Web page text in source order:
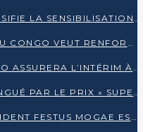
CHOLÉRA : LE CONGO INTENSIFIE LA SENSIBILISATION AU MARCHÉ DE TALANGAÏ
L’ORDRE DES INGÉNIEURS DU CONGO VEUT RENFORCER L’ÉTHIQUE ET LA CRÉDIBILITÉ DE LA PROFESSION
COSERCO : VALENTIN BOWAO ASSURERA L’INTÉRIM À LA TÊTE DU BUREAU EXÉCUTIF NATIONAL
MAMADI DOUMBOUYA DISTINGUÉ PAR LE PRIX « SUPER GRAND BÂTISSEUR BABACAR N’DIAYE »
BOTSWANA : L’ANCIEN PRÉSIDENT FESTUS MOGAE EST MORT À 86 ANS